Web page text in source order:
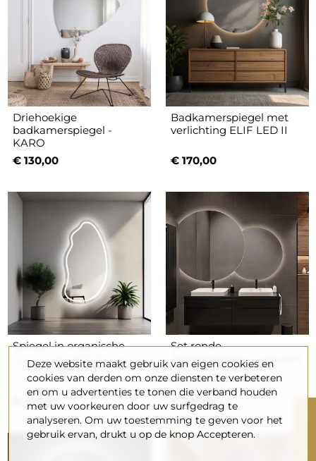
Driehoekige
badkamerspiegel -
KARO
€ 130,00
Badkamerspiegel met
verlichting ELIF LED II
€ 170,00
Spiegel in organische
vorm met verlichting -
TOPAZ LED II
€ 260,00
Set ronde
dubbelgeslepen spiegels
met verlichting -
UNIVERSE CUT LED II
€ 380,00
Deze website maakt gebruik van eigen cookies en
cookies van derden om onze diensten te verbeteren
en om u advertenties te tonen die verband houden
met uw voorkeuren door uw surfgedrag te
analyseren. Om uw toestemming te geven voor het
gebruik ervan, drukt u op de knop Accepteren.